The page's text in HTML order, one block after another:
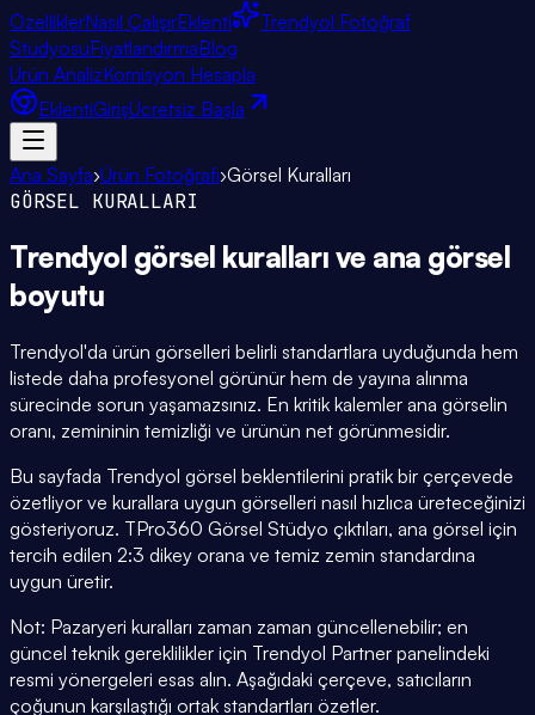
ÖzelliklerNasıl ÇalışırEklenti
Trendyol Fotoğraf
StüdyosuFiyatlandırmaBlog
Ürün AnalizKomisyon Hesapla
EklentiGirişÜcretsiz Başla
Ana Sayfa›Ürün Fotoğrafı›Görsel Kuralları
GÖRSEL KURALLARI
Trendyol görsel kuralları ve ana görsel
boyutu
Trendyol'da ürün görselleri belirli standartlara uyduğunda hem
listede daha profesyonel görünür hem de yayına alınma
sürecinde sorun yaşamazsınız. En kritik kalemler ana görselin
oranı, zemininin temizliği ve ürünün net görünmesidir.
Bu sayfada Trendyol görsel beklentilerini pratik bir çerçevede
özetliyor ve kurallara uygun görselleri nasıl hızlıca üreteceğinizi
gösteriyoruz. TPro360 Görsel Stüdyo çıktıları, ana görsel için
tercih edilen 2:3 dikey orana ve temiz zemin standardına
uygun üretir.
Not: Pazaryeri kuralları zaman zaman güncellenebilir; en
güncel teknik gereklilikler için Trendyol Partner panelindeki
resmi yönergeleri esas alın. Aşağıdaki çerçeve, satıcıların
çoğunun karşılaştığı ortak standartları özetler.